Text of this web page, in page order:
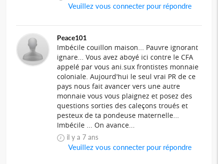
Veuillez vous connecter pour répondre
Peace101
Imbécile couillon maison... Pauvre ignorant
ignare... Vous avez aboyé ici contre le CFA
appelé par vous ani.sux frontistes monnaie
coloniale. Aujourd'hui le seul vrai PR de ce
pays nous fait avancer vers une autre
monnaie vous vous plaignez et posez des
questions sorties des caleçons troués et
pesteux de ta pondeuse maternelle...
Imbécile ... On avance...
il y a 7 ans
Veuillez vous connecter pour répondre